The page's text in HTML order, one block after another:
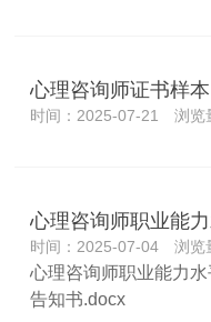
心理咨询师证书样本
时间：2025-07-21 浏览
时间：2025-07-04 浏览
心理咨询师职业能力
告知书.docx